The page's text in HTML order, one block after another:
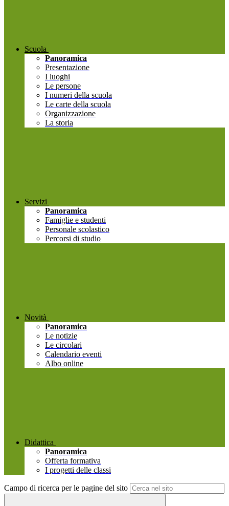
Scuola
Panoramica
Presentazione
I luoghi
Le persone
I numeri della scuola
Le carte della scuola
Organizzazione
La storia
Servizi
Panoramica
Famiglie e studenti
Personale scolastico
Percorsi di studio
Novità
Panoramica
Le notizie
Le circolari
Calendario eventi
Albo online
Didattica
Panoramica
Offerta formativa
I progetti delle classi
Campo di ricerca per le pagine del sito